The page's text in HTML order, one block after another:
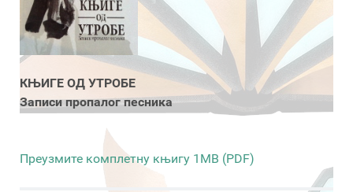
КЊИГЕ ОД УТРОБЕ
Записи пропалог песника
Преузмите комплетну књигу 1MB (PDF)